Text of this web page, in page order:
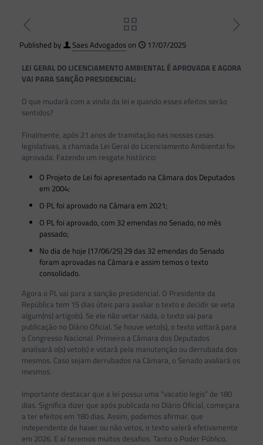
Published by Saes Advogadoson
17/07/2025
LEI GERAL DO LICENCIAMENTO AMBIENTAL É APROVADA E AGORA
VAI PARA SANÇÃO PRESIDENCIAL:
O que mudará com a vinda da lei e quando esses efeitos serão
sentidos?
Finalmente, após 21 anos de tramitação nas nossas casas
legislativas, a chamada Lei Geral do Licenciamento Ambiental foi
aprovada. Fazendo um resgate histórico:
O Projeto de Lei foi apresentado na Câmara dos Deputados
em 2004;
O PL foi aprovado na Câmara em 2021;
O PL foi aprovado, com 32 emendas no Senado, no mês
passado;
No dia de hoje (17/06/25) 29 das 32 emendas do Senado
foram aprovadas na Câmara e assim temos o texto
consolidado.
Agora o PL vai para a sanção presidencial. O Presidente da
República tem 15 dias úteis para avaliar o texto e decidir se veta
algum(ns) artigo(s). Se ele não vetar nada, o texto vai para
publicação no Diário Oficial. Se houve veto(s), o texto voltará para
o Congresso Nacional. Primeiro a Câmara dos Deputados
analisará o(s) veto(s) e votará pela manutenção ou derrubada dos
mesmos. Caso sejam derrubados na Câmara, o Senado avaliará os
mesmos.
Importante destacar que a lei possui uma “vacatio legis” de 180
dias. Significa dizer que após publicada no Diário Oficial, começara
a ter efeitos em 180 dias. Assim, podemos afirmar, que
independente de haver ou não vetos, o texto valerá efetivamente
em 2026. E aí teremos muitos desafios. Tanto o Poder Público,